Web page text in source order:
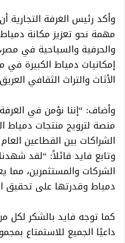
مهمة نحو تعزيز مكانة
والحرفية والسياحية في
إمكانيات دمياط الكبيرة
الأثاث والتراث الثقافي
وأضاف: “إننا نؤمن في
منصة لترويج منتجات دمياط
الشراكات بين القطاعين
وتابع فايد قائلاً: “لقد
الشركات والمستثمرين، مما
دمياط وقدرتها على تحقيق
كما توجه فايد بالشكر لكل
داعيًا الجميع للاستمتاع